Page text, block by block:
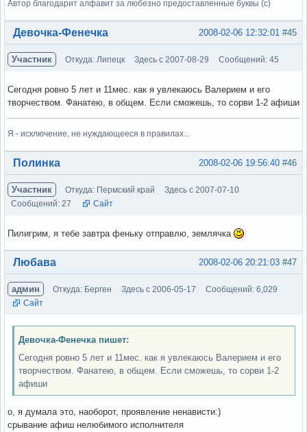
Автор благодарит алфавит за любезно предоставленные буквы (с)
Вне форума #45
2008-02-06 12:32:01
Девочка-Фенечка
Участник Откуда: Липецк Здесь с 2007-08-29 Сообщений: 45
Сегодня ровно 5 лет и 11мес. как я увлекаюсь Валерием и его
творчеством. Фанатею, в общем. Если сможешь, то сорви 1-2 афиши
Я - исключение, не нуждающееся в правилах...
Вне форума #46
2008-02-06 19:56:40
Полинка
Участник Откуда: Пермский край
Здесь с 2007-07-10
Сообщений: 27
Сайт
Пилигрим, я тебе завтра феньку отправлю, землячка
Вне форума #47
2008-02-06 20:21:03
Любава
админ Откуда: Берген Здесь с 2006-05-17
Сообщений: 6,029
Сайт
Девочка-Фенечка пишет:
Сегодня ровно 5 лет и 11мес. как я увлекаюсь Валерием и его
творчеством. Фанатею, в общем. Если сможешь, то сорви 1-2
афиши
о, я думала это, наоборот, проявление ненависти:)
срывание афиш нелюбимого исполнителя